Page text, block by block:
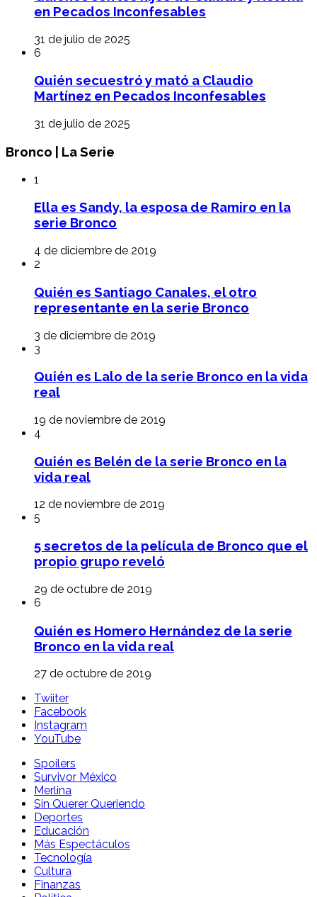
en Pecados Inconfesables
31 de julio de 2025
6
Quién secuestró y mató a Claudio
Martínez en Pecados Inconfesables
31 de julio de 2025
Bronco | La Serie
1
Ella es Sandy, la esposa de Ramiro en la
serie Bronco
4 de diciembre de 2019
2
Quién es Santiago Canales, el otro
representante en la serie Bronco
3 de diciembre de 2019
3
Quién es Lalo de la serie Bronco en la vida
real
19 de noviembre de 2019
4
Quién es Belén de la serie Bronco en la
vida real
12 de noviembre de 2019
5
5 secretos de la película de Bronco que el
propio grupo reveló
29 de octubre de 2019
6
Quién es Homero Hernández de la serie
Bronco en la vida real
27 de octubre de 2019
Twiiter
Facebook
Instagram
YouTube
Spoilers
Survivor México
Merlina
Sin Querer Queriendo
Deportes
Educación
Más Espectáculos
Tecnología
Cultura
Finanzas